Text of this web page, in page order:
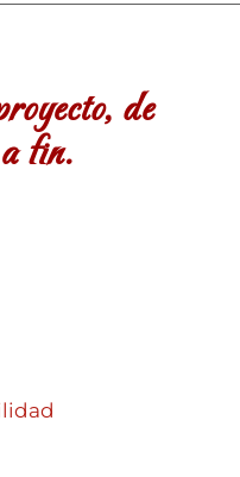
de
fin.